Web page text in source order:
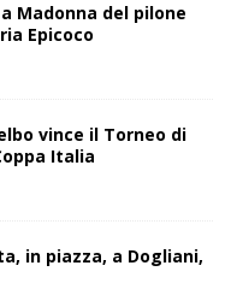
Madonna del pilone
Epicoco
vince il Torneo di
Italia
in piazza, a Dogliani,